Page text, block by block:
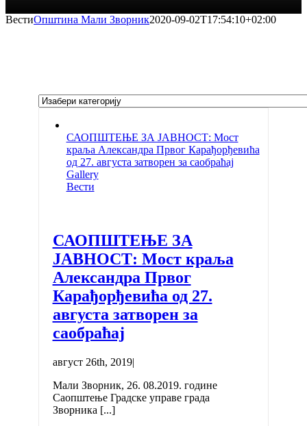
ВестиОпштина Мали Зворник2020-09-02T17:54:10+02:00
САОПШТЕЊЕ ЗА ЈАВНОСТ: Мост
краља Александра Првог Карађорђевића
од 27. августа затворен за саобраћај
Gallery
Вести
САОПШТЕЊЕ ЗА
ЈАВНОСТ: Мост краља
Александра Првог
Карађорђевића од 27.
августа затворен за
саобраћај
август 26th, 2019|
Мали Зворник, 26. 08.2019. године
Саопштење Градске управе града
Зворника [...]